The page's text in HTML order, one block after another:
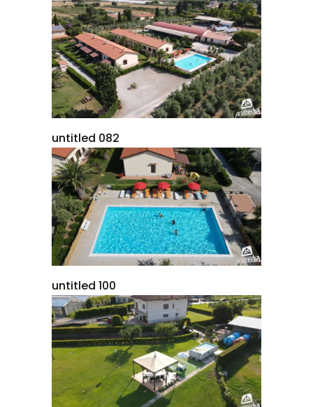
untitled 082
untitled 100